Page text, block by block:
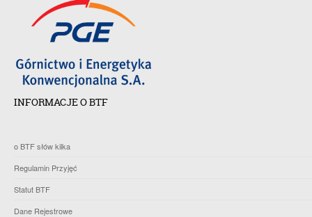
INFORMACJE O BTF
o BTF słów kilka
Regulamin Przyjęć
Statut BTF
Dane Rejestrowe